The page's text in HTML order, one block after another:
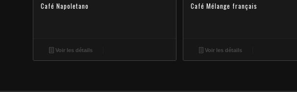
Café Napoletano
Voir les détails
Café Mélange français
Voir les détails